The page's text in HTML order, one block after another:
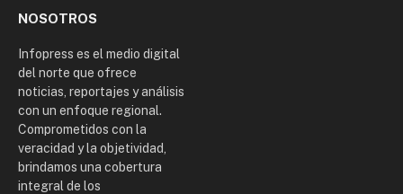
NOSOTROS
Infopress es el medio digital
del norte que ofrece
noticias, reportajes y análisis
con un enfoque regional.
Comprometidos con la
veracidad y la objetividad,
brindamos una cobertura
integral de los